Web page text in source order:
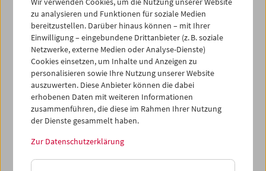
die sich ganz unterschiedlichen Aspekten unserer
Sammlung widmen.
Modul 1:Neorealismo
Modul 2:Positionen. Renate Bertlmann, Tatjana Ivančić,
Maria Lassnig
Weitere Informationen zur Reihe:Collection on Screen
Ermäßigte Tickets (3 Euro) für Studierende mit
Mitgliedschaft
zu analysieren und Funktionen für soziale Medien
bereitzustellen. Darüber hinaus können – mit Ihrer
Einwilligung – eingebundene Drittanbieter (z. B. soziale
Netzwerke, externe Medien oder Analyse-Dienste)
Cookies einsetzen, um Inhalte und Anzeigen zu
personalisieren sowie Ihre Nutzung unserer Website
auszuwerten. Diese Anbieter können die dabei
erhobenen Daten mit weiteren Informationen
zusammenführen, die diese im Rahmen Ihrer Nutzung
der Dienste gesammelt haben.
Zur Datenschutzerklärung